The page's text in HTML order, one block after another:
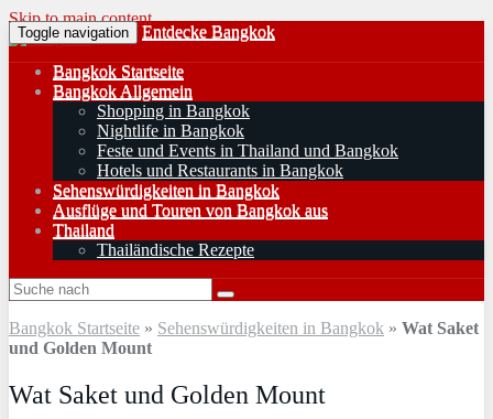
Skip to main content
Toggle navigation Entdecke Bangkok
Bangkok Startseite
Bangkok Allgemein
Shopping in Bangkok
Nightlife in Bangkok
Feste und Events in Thailand und Bangkok
Hotels und Restaurants in Bangkok
Sehenswürdigkeiten in Bangkok
Ausflüge und Touren von Bangkok aus
Thailand
Thailändische Rezepte
Bangkok Startseite » Sehenswürdigkeiten in Bangkok » Wat Saket
und Golden Mount
Wat Saket und Golden Mount